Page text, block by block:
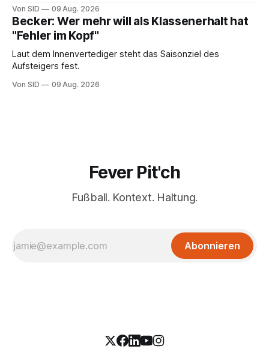
Von SID 09 Aug. 2026
Becker: Wer mehr will als Klassenerhalt hat
"Fehler im Kopf"
Laut dem Innenvertediger steht das Saisonziel des
Aufsteigers fest.
Von SID 09 Aug. 2026
Fever Pit'ch
Fußball. Kontext. Haltung.
Abonnieren